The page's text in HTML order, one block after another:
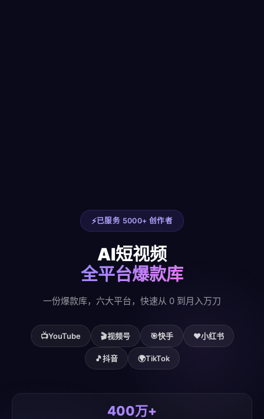
已服务 5000+ 创作者
AI短视频
全平台爆款库
一份爆款库，六大平台，快速从 0 到月入万刀
📺YouTube 🎬视频号 🎯快手 ❤️小红书
🎵抖音 🌍TikTok
400万+